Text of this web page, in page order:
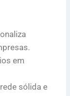
em
sólida e